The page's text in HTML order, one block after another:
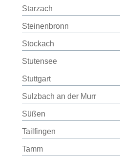
Starzach
Steinenbronn
Stockach
Stutensee
Stuttgart
Sulzbach an der Murr
Süßen
Tailfingen
Tamm